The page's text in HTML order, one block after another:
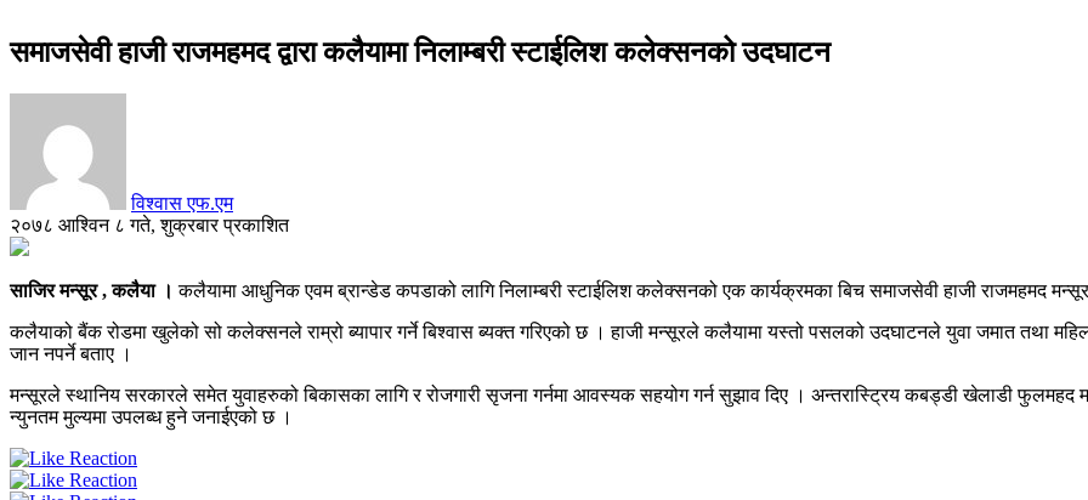
समाजसेवी हाजी राजमहमद द्वारा कलैयामा निलाम्बरी स्टाईलिश कलेक्सनको उदघाटन
विश्वास एफ.एम
२०७८ आश्विन ८ गते, शुक्रबार प्रकाशित
साजिर मन्सूर , कलैया । कलैयामा आधुनिक एवम ब्रान्डेड कपडाको लागि निलाम्बरी स्टाईलिश कलेक्सनको एक कार्यक्रमका बिच समाजसेवी हाजी राजमहमद
कलैयाको बैंक रोडमा खुलेको सो कलेक्सनले राम्रो ब्यापार गर्ने बिश्वास ब्यक्त गरिएको छ । हाजी मन्सूरले कलैयामा यस्तो पसलको उदघाटनले युवा जमात तथा
जान नपर्ने बताए ।
मन्सूरले स्थानिय सरकारले समेत युवाहरुको बिकासका लागि र रोजगारी सृजना गर्नमा आवस्यक सहयोग गर्न सुझाव दिए । अन्तरास्ट्रिय कबड्डी खेलाडी
न्युनतम मुल्यमा उपलब्ध हुने जनाईएको छ ।